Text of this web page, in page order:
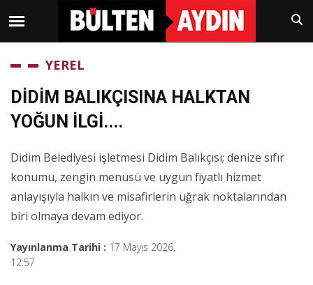
YEREL
DİDİM BALIKÇISINA HALKTAN
YOĞUN İLGİ....
Didim Belediyesi işletmesi Didim Balıkçısı; denize sıfır
konumu, zengin menüsü ve uygun fiyatlı hizmet
anlayışıyla halkın ve misafirlerin uğrak noktalarından
biri olmaya devam ediyor.
Yayınlanma Tarihi : 17 Mayıs 2026,
12:57